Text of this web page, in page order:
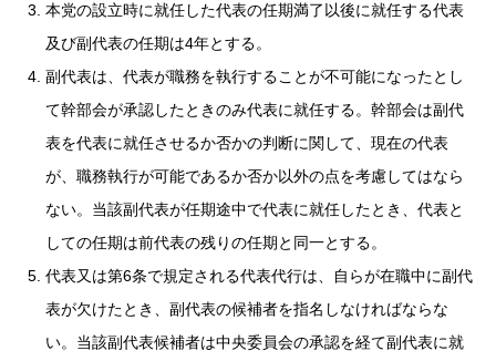
本党の設立時に就任した代表の任期満了以後に就任する代表
及び副代表の任期は4年とする。
副代表は、代表が職務を執行することが不可能になったとし
て幹部会が承認したときのみ代表に就任する。幹部会は副代
表を代表に就任させるか否かの判断に関して、現在の代表
が、職務執行が可能であるか否か以外の点を考慮してはなら
ない。当該副代表が任期途中で代表に就任したとき、代表と
しての任期は前代表の残りの任期と同一とする。
代表又は第6条で規定される代表代行は、自らが在職中に副代
表が欠けたとき、副代表の候補者を指名しなければならな
い。当該副代表候補者は中央委員会の承認を経て副代表に就